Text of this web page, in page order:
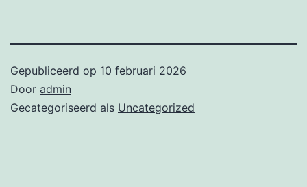
Gepubliceerd op 10 februari 2026
Door admin
Gecategoriseerd als Uncategorized